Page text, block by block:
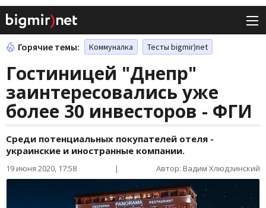
Горячие темы: Коммуналка Тесты bigmir)net
Гостиницей "Днепр"
заинтересовались уже
более 30 инвесторов - ФГИ
Среди потенциальных покупателей отеля -
украинские и иностранные компании.
19 июня 2020, 17:58 | Автор: Вадим Хлюдзинский